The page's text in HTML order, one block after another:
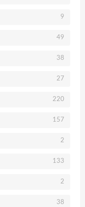
9
49
38
27
220
157
2
133
2
38